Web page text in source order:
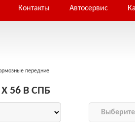
Контакты Автосервис
передние
56 В СПБ